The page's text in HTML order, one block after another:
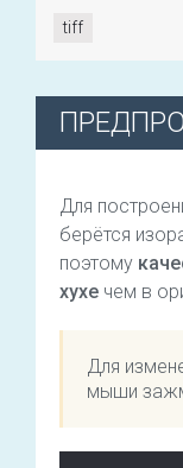
tiff
Для
берётся
поэтому
хухе чем в
Для
мыши